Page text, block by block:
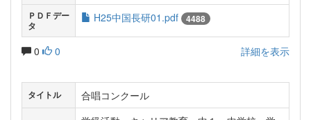
ＰＤＦデー
タ
H25中国長研01.pdf 4488
0 0 詳細を表示
タイトル 合唱コンクール